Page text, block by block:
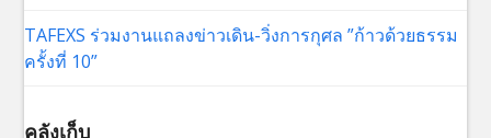
TAFEXS ร่วมงานแถลงข่าวเดิน-วิ่งการกุศล ”ก้าวด้วยธรรม
ครั้งที่ 10”
คลังเก็บ